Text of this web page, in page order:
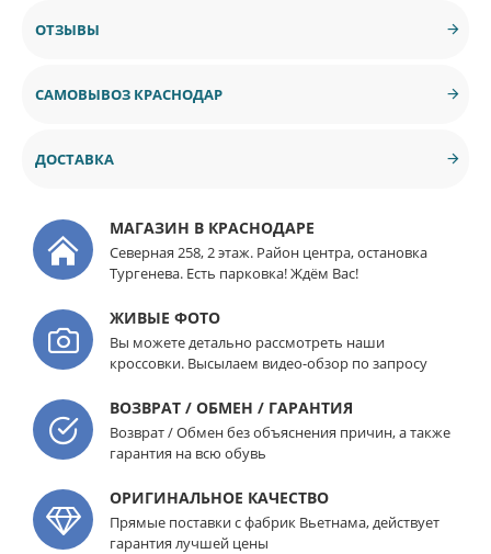
ОТЗЫВЫ
САМОВЫВОЗ КРАСНОДАР
ДОСТАВКА
МАГАЗИН В КРАСНОДАРЕ
Северная 258, 2 этаж. Район центра, остановка
Тургенева. Есть парковка! Ждём Вас!
ЖИВЫЕ ФОТО
Вы можете детально рассмотреть наши
кроссовки. Высылаем видео-обзор по запросу
ВОЗВРАТ / ОБМЕН / ГАРАНТИЯ
Возврат / Обмен без объяснения причин, а также
гарантия на всю обувь
ОРИГИНАЛЬНОЕ КАЧЕСТВО
Прямые поставки с фабрик Вьетнама, действует
гарантия лучшей цены